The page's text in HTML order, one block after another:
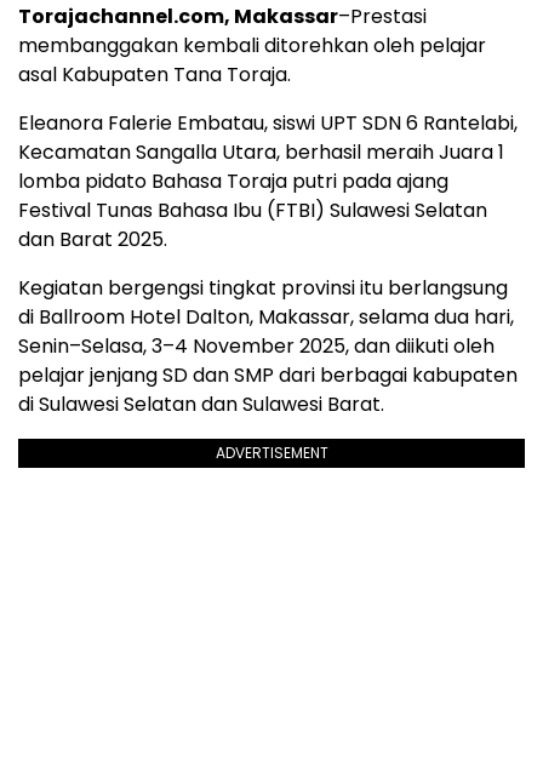
Torajachannel.com, Makassar–Prestasi
membanggakan kembali ditorehkan oleh pelajar
asal Kabupaten Tana Toraja.
Eleanora Falerie Embatau, siswi UPT SDN 6 Rantelabi,
Kecamatan Sangalla Utara, berhasil meraih Juara 1
lomba pidato Bahasa Toraja putri pada ajang
Festival Tunas Bahasa Ibu (FTBI) Sulawesi Selatan
dan Barat 2025.
Kegiatan bergengsi tingkat provinsi itu berlangsung
di Ballroom Hotel Dalton, Makassar, selama dua hari,
Senin–Selasa, 3–4 November 2025, dan diikuti oleh
pelajar jenjang SD dan SMP dari berbagai kabupaten
di Sulawesi Selatan dan Sulawesi Barat.
ADVERTISEMENT